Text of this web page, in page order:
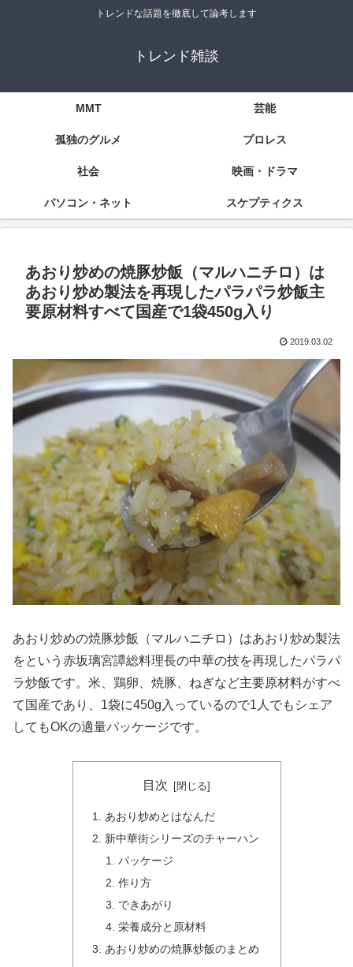
トレンドな話題を徹底して論考します
トレンド雑談
MMT 芸能
孤独のグルメ プロレス
社会 映画・ドラマ
パソコン・ネット スケプティクス
あおり炒めの焼豚炒飯（マルハニチロ）は
あおり炒め製法を再現したパラパラ炒飯主
要原材料すべて国産で1袋450g入り
2019.03.02
あおり炒めの焼豚炒飯（マルハニチロ）はあおり炒め製法
をという赤坂璃宮譚総料理長の中華の技を再現したパラパ
ラ炒飯です。米、鶏卵、焼豚、ねぎなど主要原材料がすべ
て国産であり、1袋に450g入っているので1人でもシェア
してもOKの適量パッケージです。
目次
あおり炒めとはなんだ
新中華街シリーズのチャーハン
パッケージ
作り方
できあがり
栄養成分と原材料
あおり炒めの焼豚炒飯のまとめ